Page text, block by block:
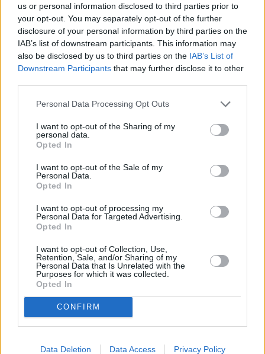
us or personal information disclosed to third parties prior to
your opt-out. You may separately opt-out of the further
disclosure of your personal information by third parties on the
IAB’s list of downstream participants. This information may
also be disclosed by us to third parties on the IAB’s List of
Downstream Participants that may further disclose it to other
Personal Data Processing Opt Outs
I want to opt-out of the Sharing of my
personal data.
Opted In
I want to opt-out of the Sale of my
Personal Data.
Opted In
I want to opt-out of processing my
Personal Data for Targeted Advertising.
Opted In
I want to opt-out of Collection, Use,
Retention, Sale, and/or Sharing of my
Personal Data that Is Unrelated with the
Purposes for which it was collected.
Opted In
CONFIRM
Data Deletion Data Access Privacy Policy
Skaistas tamborētas mežģīnes, kuras darināt nav sarežģīti.
Grezns galdauts, kas gan prasīs vairāk laika un meistarības.
Kā uzšūt garu vesti, ērtas bikses vasarai un praktisku, glītu
lietusmēteli.
Nepalaid garām akcijas un jaunumus
Abonēšanas nodaļa
Darba laiks (valsts darba d.)
9:00 - 17:00
Tālrunis
+371 67 006 114
Abonementu noformēšana
manizurnali@santa.lv
Piegādes kvalitāte un
abonementu pāradresēšana